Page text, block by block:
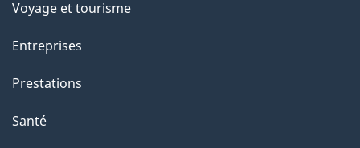
t
t
p
a
Voyage et tourisme
Entreprises
Prestations
Santé